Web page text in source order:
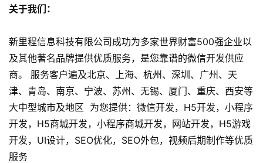
开
发
s
e
o
优
化
关于我们：
新里程信息科技有限公司成功为多家世界财富500强企业以
及其他著名品牌提供优质服务，是您靠谱的微信开发供应
商。 服务客户遍及北京、上海、杭州、深圳、广州、天
津、青岛、南京、宁波、苏州、无锡、厦门、重庆、西安等
大中型城市及地区 为您提供：微信开发，H5开发，小程序
开发，H5商城开发，小程序商城开发，网站开发，H5游戏
开发，UI设计，SEO优化，SEO外包，视频后期制作等优质
服务